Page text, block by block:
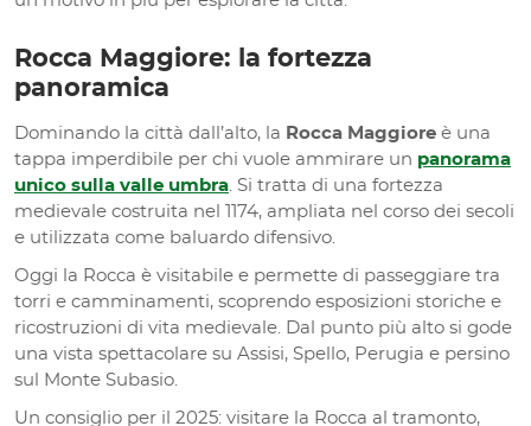
Rocca Maggiore: la fortezza
panoramica
Dominando la città dall’alto, la Rocca Maggiore è una
tappa imperdibile per chi vuole ammirare un panorama
unico sulla valle umbra. Si tratta di una fortezza
medievale costruita nel 1174, ampliata nel corso dei secoli
e utilizzata come baluardo difensivo.
Oggi la Rocca è visitabile e permette di passeggiare tra
torri e camminamenti, scoprendo esposizioni storiche e
ricostruzioni di vita medievale. Dal punto più alto si gode
una vista spettacolare su Assisi, Spello, Perugia e persino
sul Monte Subasio.
Un consiglio per il 2025: visitare la Rocca al tramonto,